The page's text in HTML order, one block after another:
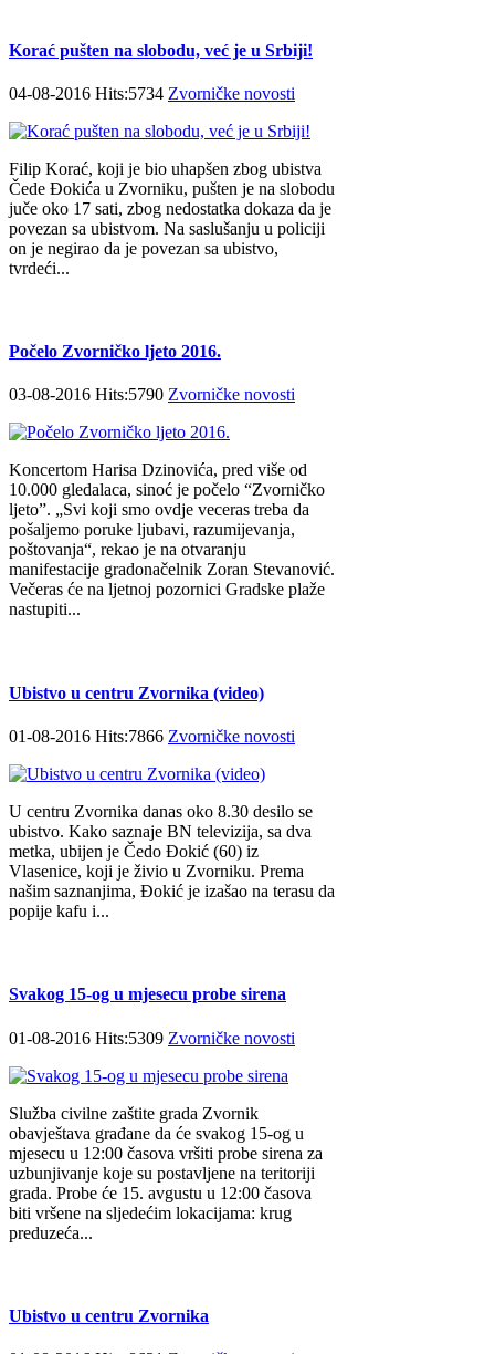
Korać pušten na slobodu, već je u Srbiji!
04-08-2016 Hits:5734 Zvorničke novosti
Filip Korać, koji je bio uhapšen zbog ubistva
Čede Đokića u Zvorniku, pušten je na slobodu
juče oko 17 sati, zbog nedostatka dokaza da je
povezan sa ubistvom. Na saslušanju u policiji
on je negirao da je povezan sa ubistvo,
tvrdeći...
Počelo Zvorničko ljeto 2016.
03-08-2016 Hits:5790 Zvorničke novosti
Koncertom Harisa Dzinovića, pred više od
10.000 gledalaca, sinoć je počelo “Zvorničko
ljeto”. „Svi koji smo ovdje veceras treba da
pošaljemo poruke ljubavi, razumijevanja,
poštovanja“, rekao je na otvaranju
manifestacije gradonačelnik Zoran Stevanović.
Večeras će na ljetnoj pozornici Gradske plaže
nastupiti...
Ubistvo u centru Zvornika (video)
01-08-2016 Hits:7866 Zvorničke novosti
U centru Zvornika danas oko 8.30 desilo se
ubistvo. Kako saznaje BN televizija, sa dva
metka, ubijen je Čedo Đokić (60) iz
Vlasenice, koji je živio u Zvorniku. Prema
našim saznanjima, Đokić je izašao na terasu da
popije kafu i...
Svakog 15-og u mjesecu probe sirena
01-08-2016 Hits:5309 Zvorničke novosti
Služba civilne zaštite grada Zvornik
obavještava građane da će svakog 15-og u
mjesecu u 12:00 časova vršiti probe sirena za
uzbunjivanje koje su postavljene na teritoriji
grada. Probe će 15. avgustu u 12:00 časova
biti vršene na sljedećim lokacijama: krug
preduzeća...
Ubistvo u centru Zvornika